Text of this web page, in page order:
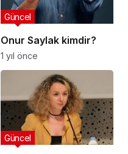
Onur Saylak kimdir?
Güncel
1 yıl önce
Güncel